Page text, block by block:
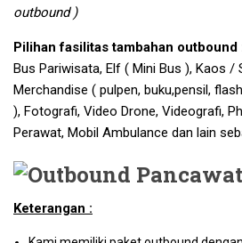
outbound )
Pilihan fasilitas tambahan outbound
Bus Pariwisata, Elf ( Mini Bus ), Kaos /
Merchandise ( pulpen, buku,pensil,
), Fotografi, Video Drone, Videografi,
Perawat, Mobil Ambulance dan lain
Keterangan :